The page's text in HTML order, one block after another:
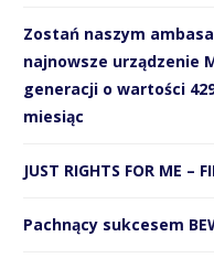
Zostań naszym
najnowsze urządzenie
generacji o wartości
miesiąc
JUST RIGHTS FOR ME –
Pachnący sukcesem